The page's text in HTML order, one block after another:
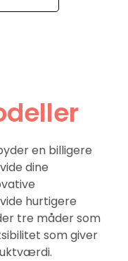
en billigere
dine
hurtigere
tre måder som
som giver